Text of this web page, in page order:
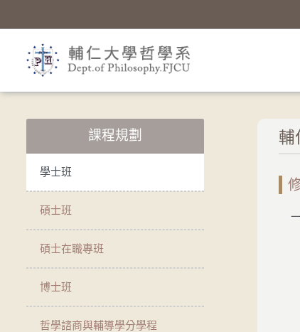
輔
課程規劃
學士班
碩士班
碩士在職專班
博士班
哲學諮商與輔導學分學程